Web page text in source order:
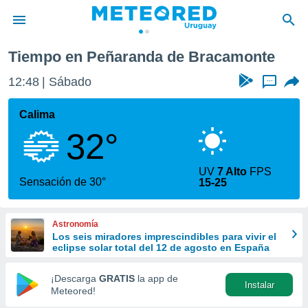
de
ha
calidad.
a este
las
y
forma
digital
basada
Tiempo en Peñaranda de Bracamonte
12:48 Sábado ...
Calima
32°
Sensación de 30°
UV7 Alto FPS
15-25
Astronomía
Los seis miradores imprescindibles para vivir el
eclipse solar total del 12 de agosto en España
¡Descarga GRATIS la app de
Meteored!
Instalar